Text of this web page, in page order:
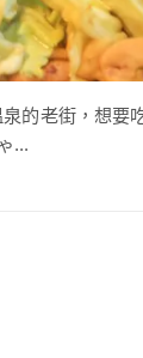
的老街，想要
...